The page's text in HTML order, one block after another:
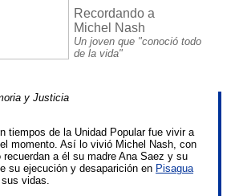
Recordando a
Michel Nash
Un joven que "conoció todo
de la vida"
y Justicia
tiempos de la Unidad Popular fue vivir a
momento. Así lo vivió Michel Nash, con
a él su madre Ana Saez y su
su ejecución y desaparición en Pisagua
vidas.